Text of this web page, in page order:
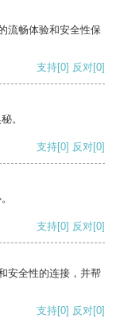
流畅体验和安全性保
支持[0] 反对[0]
。
支持[0] 反对[0]
支持[0] 反对[0]
安全性的连接，并帮
支持[0] 反对[0]